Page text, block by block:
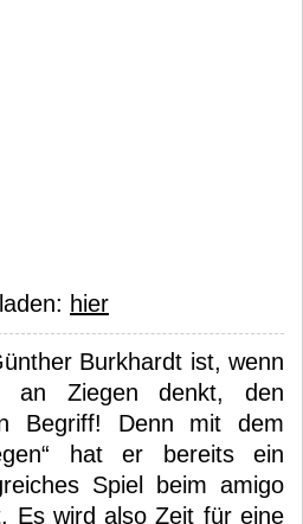
hier
Burkhardt ist, wenn
an Ziegen denkt, den
Begriff! Denn mit dem
hat er bereits ein
Spiel beim amigo
Es wird also Zeit für eine